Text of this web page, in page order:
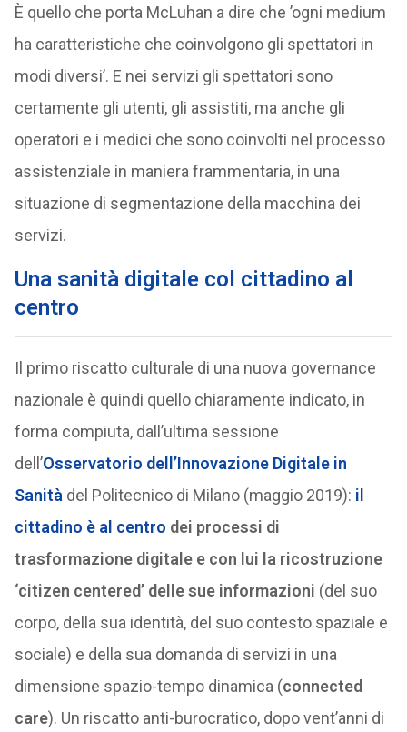
È quello che porta McLuhan a dire che ’ogni medium
ha caratteristiche che coinvolgono gli spettatori in
modi diversi’. E nei servizi gli spettatori sono
certamente gli utenti, gli assistiti, ma anche gli
operatori e i medici che sono coinvolti nel processo
assistenziale in maniera frammentaria, in una
situazione di segmentazione della macchina dei
servizi.
Una sanità digitale col cittadino al
centro
Il primo riscatto culturale di una nuova governance
nazionale è quindi quello chiaramente indicato, in
forma compiuta, dall’ultima sessione
dell’Osservatorio dell’Innovazione Digitale in
Sanità del Politecnico di Milano (maggio 2019): il
cittadino è al centro dei processi di
trasformazione digitale e con lui la ricostruzione
‘citizen centered’ delle sue informazioni (del suo
corpo, della sua identità, del suo contesto spaziale e
sociale) e della sua domanda di servizi in una
dimensione spazio-tempo dinamica (connected
care). Un riscatto anti-burocratico, dopo vent’anni di